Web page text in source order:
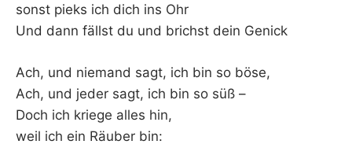
sonst pieks ich dich ins Ohr
Und dann fällst du und brichst dein Genick
Ach, und niemand sagt, ich bin so böse,
Ach, und jeder sagt, ich bin so süß –
Doch ich kriege alles hin,
weil ich ein Räuber bin: